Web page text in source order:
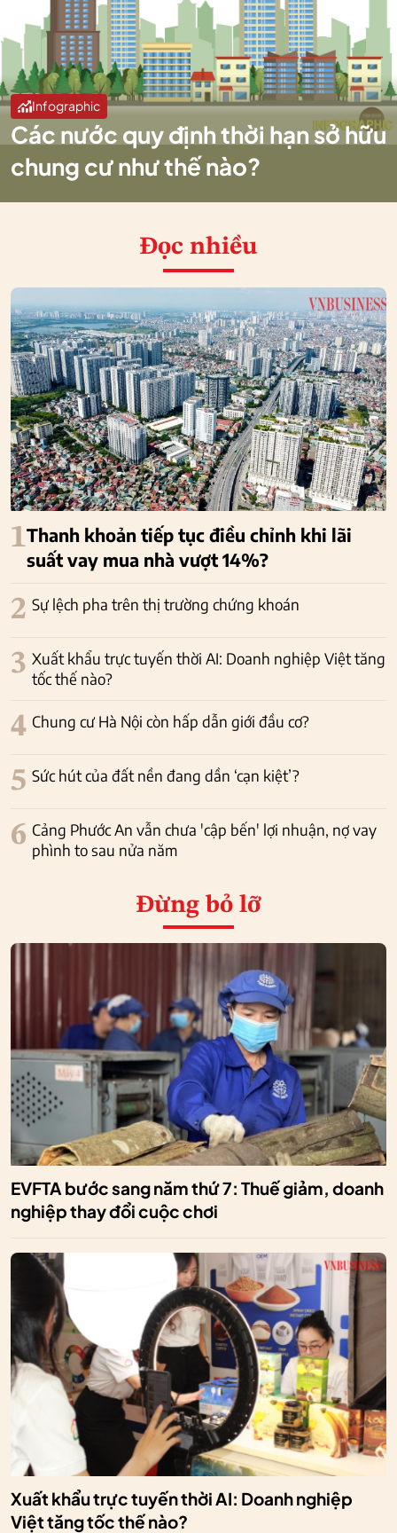
Infographic
Các nước quy định thời hạn sở hữu
chung cư như thế nào?
Đọc nhiều
1Thanh khoản tiếp tục điều chỉnh khi lãi
suất vay mua nhà vượt 14%?
2 Sự lệch pha trên thị trường chứng khoán
3 Xuất khẩu trực tuyến thời AI: Doanh nghiệp Việt tăng
tốc thế nào?
4 Chung cư Hà Nội còn hấp dẫn giới đầu cơ?
5 Sức hút của đất nền đang dần ‘cạn kiệt’?
6 Cảng Phước An vẫn chưa 'cập bến' lợi nhuận, nợ vay
phình to sau nửa năm
Đừng bỏ lỡ
EVFTA bước sang năm thứ 7: Thuế giảm, doanh
nghiệp thay đổi cuộc chơi
Xuất khẩu trực tuyến thời AI: Doanh nghiệp
Việt tăng tốc thế nào?